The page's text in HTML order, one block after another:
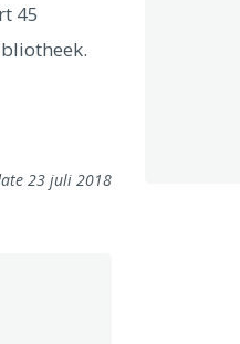
45
23 juli 2018